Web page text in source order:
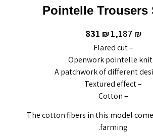
Pointelle Trousers
1,187₪
831 ₪
– Flared cut
– Textured effect
– Cotton
The cotton fibers in this model
farming.